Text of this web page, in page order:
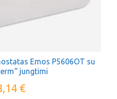
Emos P5606OT su
jungtimi
€